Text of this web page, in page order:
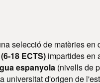
selecció de matèries en
18 ECTS) impartides en
espanyola (nivells de
universitat d'origen de